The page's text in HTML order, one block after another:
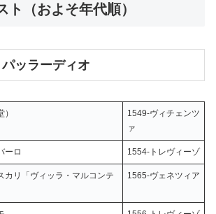
ト（およそ年代順）
ッラーディオ
1549-ヴィチェンツ
ァ
ーロ 1554-トレヴィーゾ
カリ「ヴィッラ・マルコンテ
1565-ヴェネツィア